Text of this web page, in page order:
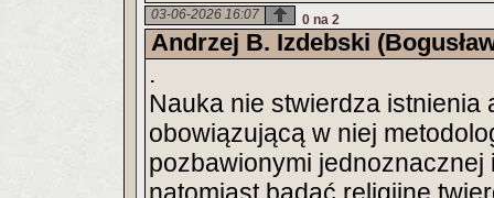
03-06-2026 16:07 0 na 2
Andrzej B. Izdebski
.
Nauka nie stwierdza istnienia
obowiązującą w niej
pozbawionymi